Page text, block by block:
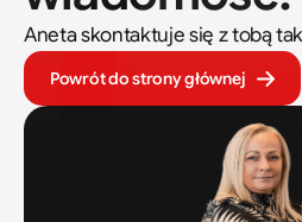
Aneta skontaktuje się z tobą
Powrót do strony głównej